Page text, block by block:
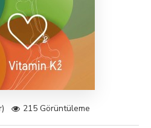
215 Görüntüleme